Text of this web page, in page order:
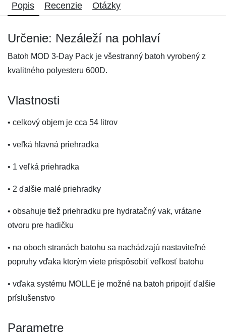
Popis Recenzie Otázky
Určenie: Nezáleží na pohlaví
Batoh MOD 3-Day Pack je všestranný batoh vyrobený z
kvalitného polyesteru 600D.
Vlastnosti
• celkový objem je cca 54 litrov
• veľká hlavná priehradka
• 1 veľká priehradka
• 2 ďalšie malé priehradky
• obsahuje tiež priehradku pre hydratačný vak, vrátane
otvoru pre hadičku
• na oboch stranách batohu sa nachádzajú nastaviteľné
popruhy vďaka ktorým viete prispôsobiť veľkosť batohu
• vďaka systému MOLLE je možné na batoh pripojiť ďalšie
príslušenstvo
Parametre